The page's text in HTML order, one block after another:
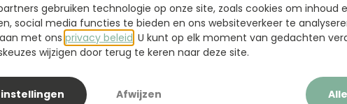
gebruiken technologie op onze site, zoals cookies om inhoud
social media functies te bieden en ons websiteverkeer te
met ons privacy beleid . U kunt op elk moment van gedachten
wijzigen door terug te keren naar deze site.
Afwijzen